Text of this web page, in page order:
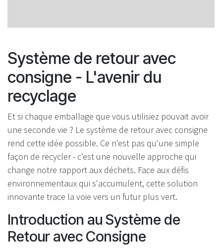
Système de retour avec
consigne - L'avenir du
recyclage
Et si chaque emballage que vous utilisiez pouvait avoir
une seconde vie ? Le système de retour avec consigne
rend cette idée possible. Ce n'est pas qu'une simple
façon de recycler - c'est une nouvelle approche qui
change notre rapport aux déchets. Face aux défis
environnementaux qui s'accumulent, cette solution
innovante trace la voie vers un futur plus vert.
Introduction au Système de
Retour avec Consigne